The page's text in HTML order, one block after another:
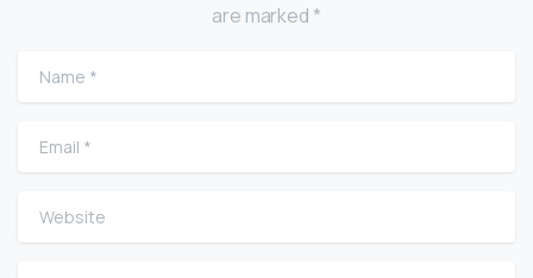
are marked *
Name
Email
Website